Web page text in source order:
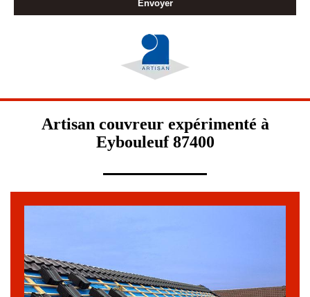
Artisan couvreur expérimenté à
Eybouleuf 87400